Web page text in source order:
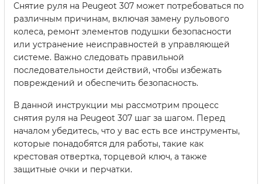
Снятие руля на Peugeot 307 может потребоваться по
различным причинам, включая замену рульового
колеса, ремонт элементов подушки безопасности
или устранение неисправностей в управляющей
системе. Важно следовать правильной
последовательности действий, чтобы избежать
повреждений и обеспечить безопасность.
В данной инструкции мы рассмотрим процесс
снятия руля на Peugeot 307 шаг за шагом. Перед
началом убедитесь, что у вас есть все инструменты,
которые понадобятся для работы, такие как
крестовая отвертка, торцевой ключ, а также
защитные очки и перчатки.